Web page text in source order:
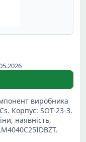
виробника
Корпус: SOT-23-3.
наявність,